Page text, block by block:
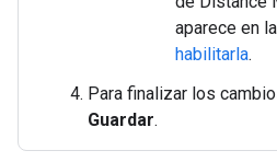
aparece en
habilitarla.
Para finalizar los
Guardar.